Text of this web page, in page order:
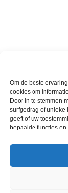
Om de beste
cookies om
Door in te stemmen
surfgedrag of unieke
geeft of uw
bepaalde functies
De Wending,